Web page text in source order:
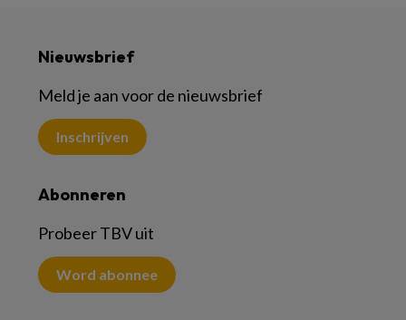
Nieuwsbrief
Meld je aan voor de nieuwsbrief
Inschrijven
Abonneren
Probeer TBV uit
Word abonnee